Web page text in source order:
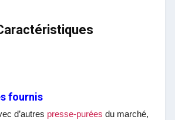
fournis
d’autres presse-purées du marché,